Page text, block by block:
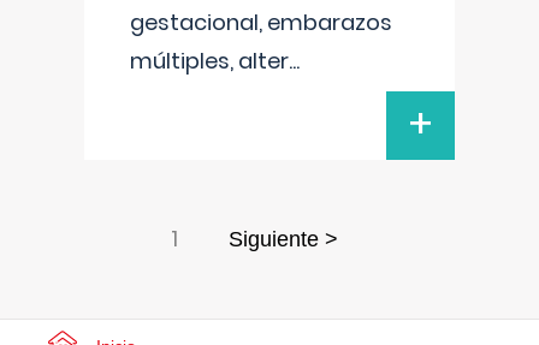
gestacional, embarazos
múltiples, alter...
+
1 Siguiente >